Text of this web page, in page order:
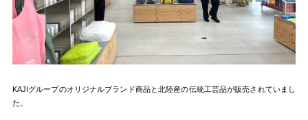
KAJIグループのオリジナルブランド商品と北陸産の伝統工芸品が販売されていまし
た。